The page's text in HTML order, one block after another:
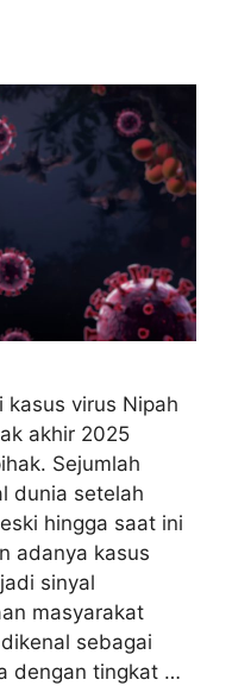
kasus virus Nipah
akhir 2025
Sejumlah
dunia setelah
hingga saat ini
adanya kasus
sinyal
masyarakat
sebagai
dengan tingkat …